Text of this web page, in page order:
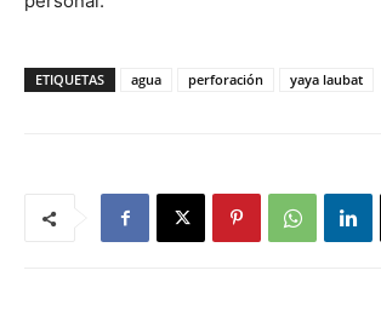
ETIQUETAS agua perforación yaya laubat